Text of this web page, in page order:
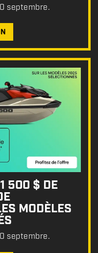
septembre.
500 $ DE
MODÈLES
septembre.